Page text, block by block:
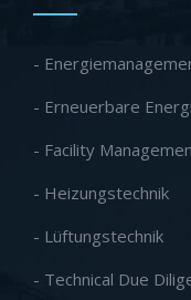
-
- Erneuerbare
- Facility
- Heizungstechnik
- Lüftungstechnik
- Technical Due